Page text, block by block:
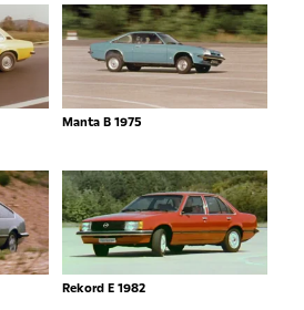
Manta B 1975
Rekord E 1982